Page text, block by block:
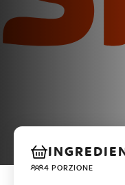
4 PORZIONE